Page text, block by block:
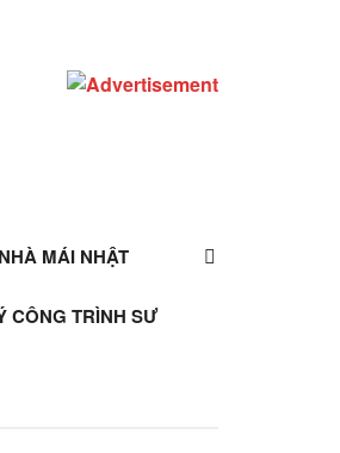
NHÀ MÁI NHẬT
CÔNG TRÌNH SƯ